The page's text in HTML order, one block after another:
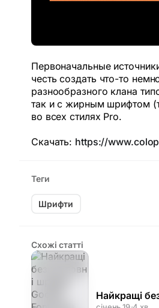
Первоначальные
честь создать что-то
разнообразного клана
так и с жирным шрифтом
во всех стилях Pro.
Скачать: https://
Теги
Шрифти
Схожі статті
Найкращі